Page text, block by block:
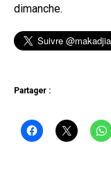
dimanche.
Partager :